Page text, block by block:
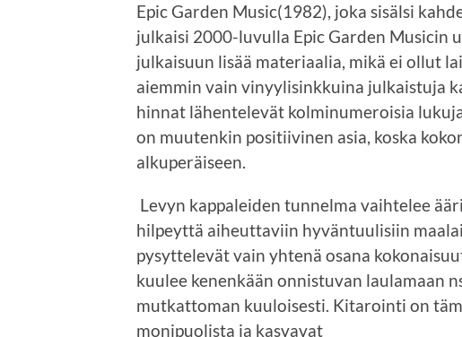
Epic Garden Music(1982), joka sisälsi
julkaisi 2000-luvulla Epic Garden Musicin
julkaisuun lisää materiaalia, mikä ei ollut
aiemmin vain vinyylisinkkuina julkaistuja
hinnat lähentelevät kolminumeroisia
on muutenkin positiivinen asia, koska
alkuperäiseen.
Levyn kappaleiden tunnelma vaihtelee
hilpeyttä aiheuttaviin hyväntuulisiin
pysyttelevät vain yhtenä osana
kuulee kenenkään onnistuvan laulamaan
mutkattoman kuuloisesti. Kitarointi on
monipuolista ja kasvavat